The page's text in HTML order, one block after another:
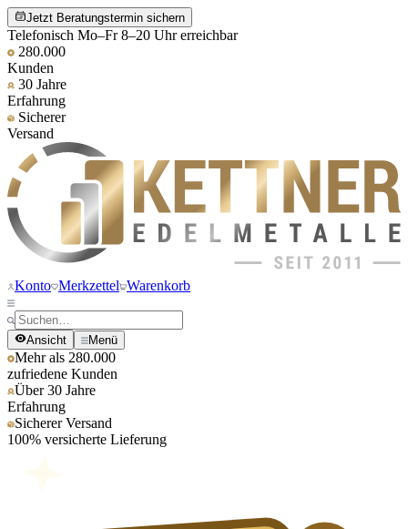
Jetzt Beratungstermin sichern
Telefonisch Mo–Fr 8–20 Uhr erreichbar
280.000
Kunden
30 Jahre
Erfahrung
Sicherer
Versand
Konto Merkzettel Warenkorb
Ansicht Menü
Mehr als 280.000
zufriedene Kunden
Über 30 Jahre
Erfahrung
Sicherer Versand
100% versicherte Lieferung